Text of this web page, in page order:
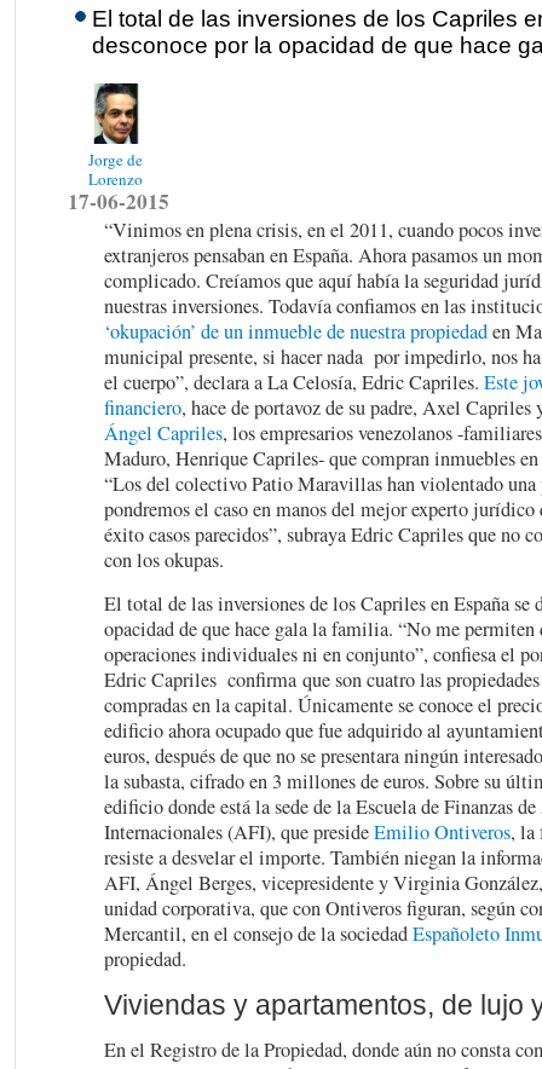
El total de las inversiones de los Capriles
desconoce por la opacidad de que hace
Jorge de
Lorenzo
17-06-2015
“Vinimos en plena crisis, en el 2011, cuando pocos
extranjeros pensaban en España. Ahora pasamos un
complicado. Creíamos que aquí había la seguridad
nuestras inversiones. Todavía confiamos en las
‘okupación’ de un inmueble de nuestra propiedaden
municipal presente, si hacer nada por impedirlo, nos
el cuerpo”, declara a La Celosía, Edric Capriles. Este
financiero, hace de portavoz de su padre, Axel
Ángel Capriles, los empresarios venezolanos -
Maduro, Henrique Capriles- que compran inmuebles
“Los del colectivo Patio Maravillas han violentado una
pondremos el caso en manos del mejor experto jurídico
éxito casos parecidos”, subraya Edric Capriles que no
con los okupas.
El total de las inversiones de los Capriles en España se
opacidad de que hace gala la familia. “No me permiten
operaciones individuales ni en conjunto”, confiesa el
Edric Capriles confirma que son cuatro las
compradas en la capital. Únicamente se conoce el
edificio ahora ocupado que fue adquirido al
euros, después de que no se presentara ningún
la subasta, cifrado en 3 millones de euros. Sobre su
edificio donde está la sede de la Escuela de Finanzas
Internacionales (AFI), que presideEmilio Ontiveros, la
resiste a desvelar el importe. También niegan la
AFI, Ángel Berges, vicepresidente y Virginia
unidad corporativa, que con Ontiveros figuran, según
Mercantil, en el consejo de la sociedadEspañoleto
propiedad.
Viviendas y apartamentos, de lujo
En el Registro de la Propiedad, donde aún no consta